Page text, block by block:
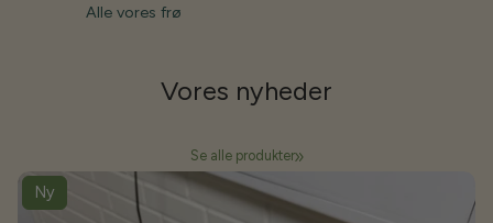
Alle vores frø
Vores nyheder
Se alle produkter
Ny